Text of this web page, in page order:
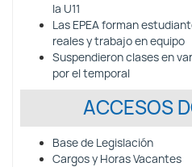
la U11
Las EPEA forman
reales y trabajo en equipo
Suspendieron clases en
por el temporal
ACCESOS
Base de Legislación
Cargos y Horas Vacantes